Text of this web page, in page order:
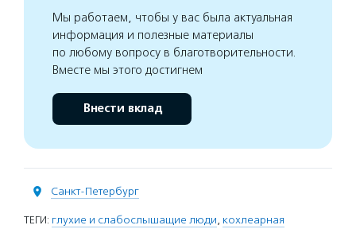
Мы работаем, чтобы у вас была актуальная
информация и полезные материалы
по любому вопросу в благотворительности.
Вместе мы этого достигнем
Внести вклад
Санкт-Петербург
ТЕГИ: глухие и слабослышащие люди, кохлеарная